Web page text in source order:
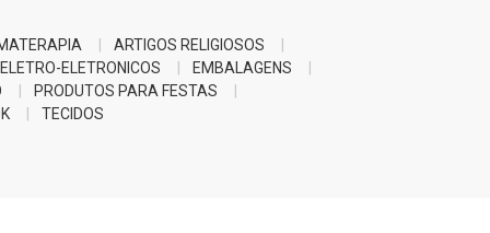
ARTIGOS RELIGIOSOS
ELETRO-ELETRONICOS
EMBALAGENS
PRODUTOS PARA FESTAS
TECIDOS